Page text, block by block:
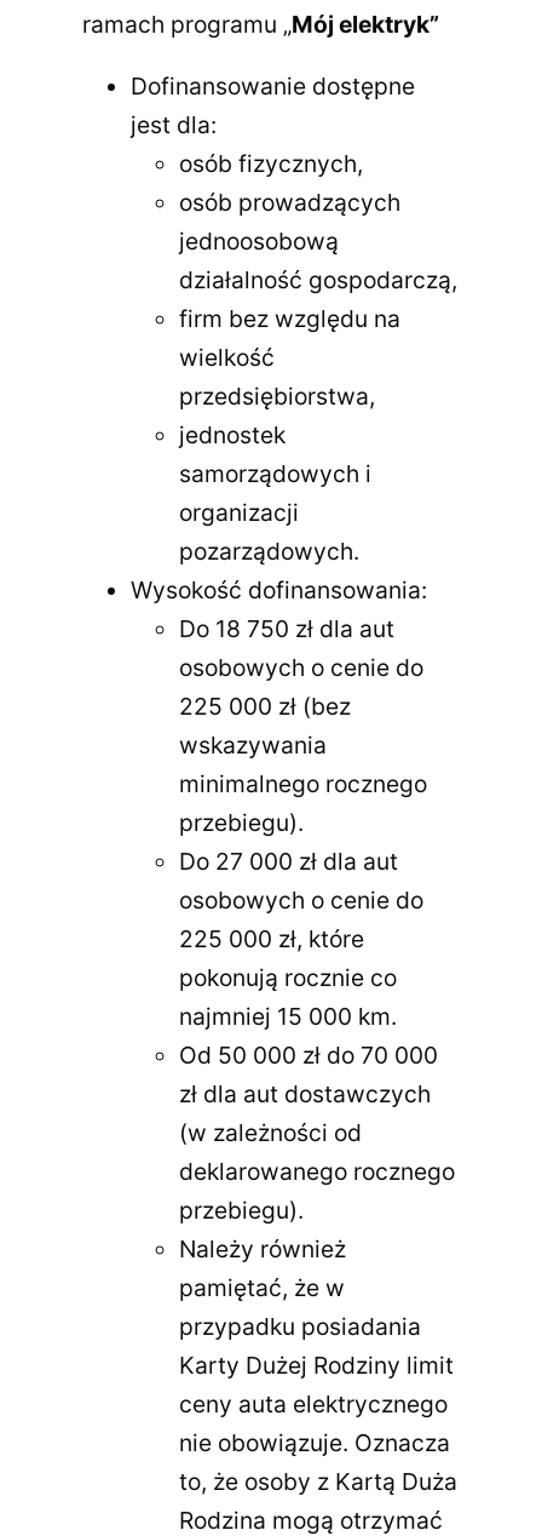
ramach programu „Mój elektryk”
Dofinansowanie dostępne
jest dla:
osób fizycznych,
osób prowadzących
jednoosobową
działalność gospodarczą,
firm bez względu na
wielkość
przedsiębiorstwa,
jednostek
samorządowych i
organizacji
pozarządowych.
Wysokość dofinansowania:
Do 18 750 zł dla aut
osobowych o cenie do
225 000 zł (bez
wskazywania
minimalnego rocznego
przebiegu).
Do 27 000 zł dla aut
osobowych o cenie do
225 000 zł, które
pokonują rocznie co
najmniej 15 000 km.
Od 50 000 zł do 70 000
zł dla aut dostawczych
(w zależności od
deklarowanego rocznego
przebiegu).
Należy również
pamiętać, że w
przypadku posiadania
Karty Dużej Rodziny limit
ceny auta elektrycznego
nie obowiązuje. Oznacza
to, że osoby z Kartą Duża
Rodzina mogą otrzymać